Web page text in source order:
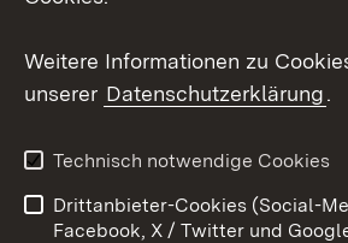
Datenschutz
Impressum
Cookies
Weitere Informationen zu
unserer Datenschutzerklärung.
Technisch notwendige Cookies
Drittanbieter-Cookies (Social-
Facebook, X / Twitter und